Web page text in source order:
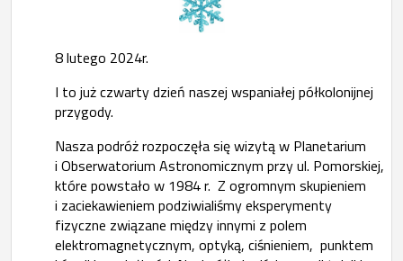
8 lutego 2024r.
I to już czwarty dzień naszej wspaniałej półkolonijnej
przygody.
Nasza podróż rozpoczęła się wizytą w Planetarium
i Obserwatorium Astronomicznym przy ul. Pomorskiej,
które powstało w 1984 r. Z ogromnym skupieniem
i zaciekawieniem podziwialiśmy eksperymenty
fizyczne związane między innymi z polem
elektromagnetycznym, optyką, ciśnieniem, punktem